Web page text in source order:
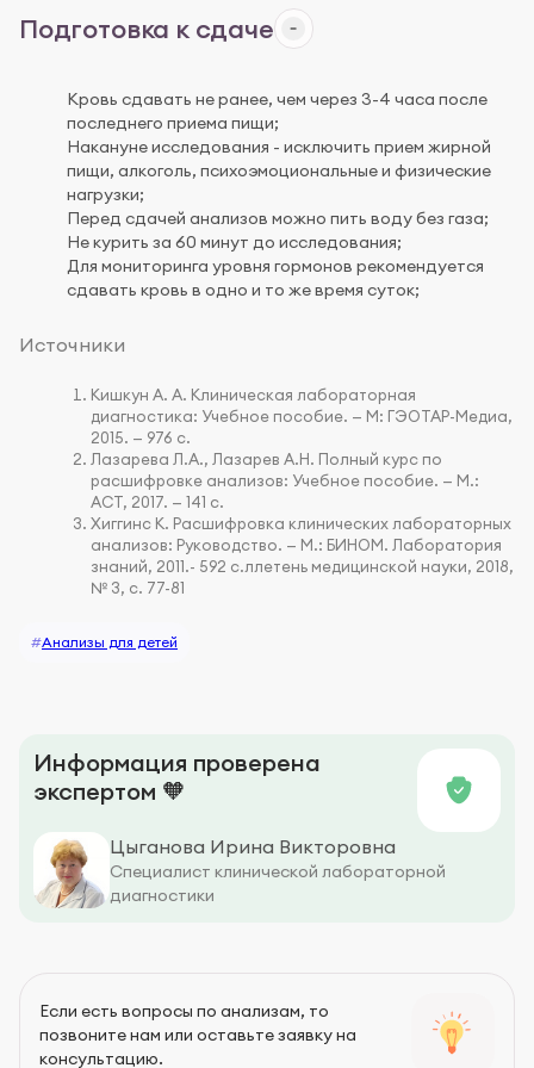
Подготовка к сдаче
Кровь сдавать не ранее, чем через 3-4 часа после
последнего приема пищи;
Накануне исследования - исключить прием жирной
пищи, алкоголь, психоэмоциональные и физические
нагрузки;
Перед сдачей анализов можно пить воду без газа;
Не курить за 60 минут до исследования;
Для мониторинга уровня гормонов рекомендуется
сдавать кровь в одно и то же время суток;
Источники
Кишкун А. А. Клиническая лабораторная
диагностика: Учебное пособие. — М: ГЭОТАР-Медиа,
2015. — 976 с.
Лазарева Л.А., Лазарев А.Н. Полный курс по
расшифровке анализов: Учебное пособие. — М.:
АСТ, 2017. — 141 с.
Хиггинс К. Расшифровка клинических лабораторных
анализов: Руководство. — М.: БИНОМ. Лаборатория
знаний, 2011.- 592 с.ллетень медицинской науки, 2018,
№ 3, с. 77-81
#Анализы для детей
Информация проверена
экспертом 🧡
Цыганова Ирина Викторовна
Специалист клинической лабораторной
диагностики
Если есть вопросы по анализам, то
позвоните нам или оставьте заявку на
консультацию.